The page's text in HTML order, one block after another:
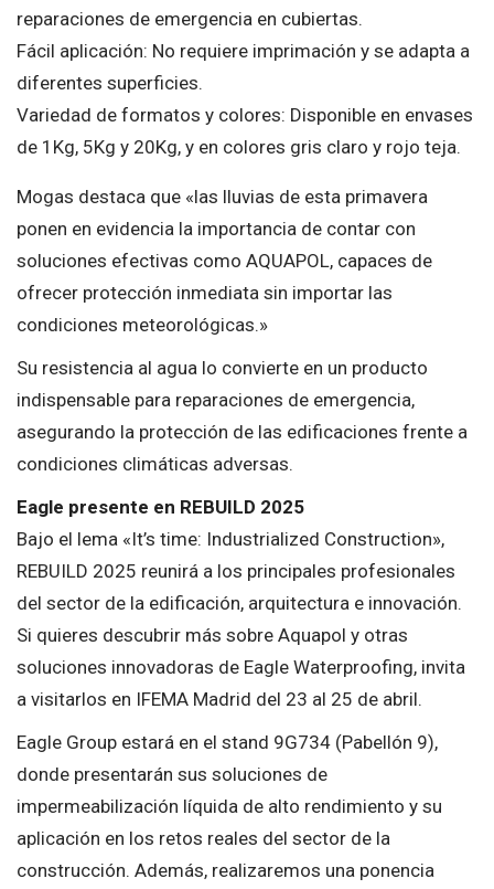
reparaciones de emergencia en cubiertas.
Fácil aplicación: No requiere imprimación y se adapta a
diferentes superficies.
Variedad de formatos y colores: Disponible en envases
de 1Kg, 5Kg y 20Kg, y en colores gris claro y rojo teja.
Mogas destaca que «las lluvias de esta primavera
ponen en evidencia la importancia de contar con
soluciones efectivas como AQUAPOL, capaces de
ofrecer protección inmediata sin importar las
condiciones meteorológicas.»
Su resistencia al agua lo convierte en un producto
indispensable para reparaciones de emergencia,
asegurando la protección de las edificaciones frente a
condiciones climáticas adversas.
Eagle presente en REBUILD 2025
Bajo el lema «It’s time: Industrialized Construction»,
REBUILD 2025 reunirá a los principales profesionales
del sector de la edificación, arquitectura e innovación.
Si quieres descubrir más sobre Aquapol y otras
soluciones innovadoras de Eagle Waterproofing, invita
a visitarlos en IFEMA Madrid del 23 al 25 de abril.
Eagle Group estará en el stand 9G734 (Pabellón 9),
donde presentarán sus soluciones de
impermeabilización líquida de alto rendimiento y su
aplicación en los retos reales del sector de la
construcción. Además, realizaremos una ponencia